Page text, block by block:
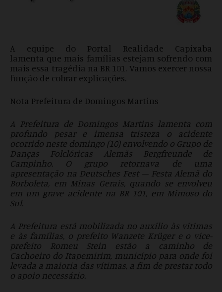
A equipe do Portal Realidade Capixaba
lamenta que mais famílias estejam sofrendo com
mais essa tragédia na BR 101. Vamos exercer nossa
função de cobrar explicações.
Nota Prefeitura de Domingos Martins
A
Prefeitura de Domingos Martins lamenta com
profundo pesar e imensa tristeza o acidente
ocorrido neste domingo (10) envolvendo o Grupo de
Danças Folclóricas Alemãs Bergfreunde de
Campinho. O grupo retornava de uma
apresentação na Deutsches Fest – Festa Alemã do
Borboleta, em Minas Gerais, quando se envolveu
em um grave acidente na BR 101, em Mimoso do
Sul.
A Prefeitura está mobilizada no auxílio às vítimas
e às famílias, o prefeito Wanzete Krüger e o vice-
prefeito Romeu Stein estão a caminho de
Cachoeiro do Itapemirim, município para onde foi
levada a maioria das vítimas, a fim de prestar todo
o apoio necessário.